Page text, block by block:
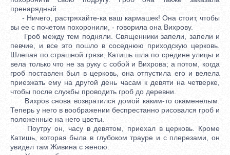
пренарядный.
- Ничего, растряхайте-ка ваш кармашек! Она стоит, чтобы
вы ее с почетом похоронили, - говорила она Вихрову.
Гроб между тем подняли. Священники запели, запели и
певчие, и все это пошло в соседнюю приходскую церковь.
Шлепая по страшной грязи, Катишь шла по средине улицы и
вела только что не за руку с собой и Вихрова; а потом, когда
гроб поставлен был в церковь, она отпустила его и велела
приезжать ему на другой день часам к девяти на четверке,
чтобы после службы проводить гроб до деревни.
Вихров снова возвратился домой каким-то окаменелым.
Теперь у него в воображении беспрестанно рисовался гроб и
положенные на него цветы.
Поутру он, часу в девятом, приехал в церковь. Кроме
Катишь, которая была в глубоком трауре и с плерезами, он
увидел там Живина с женою.